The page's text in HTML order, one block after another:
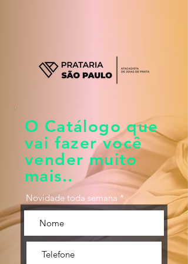
O Catálogo que
vai fazer você
vender muito
mais..
Novidade toda semana *